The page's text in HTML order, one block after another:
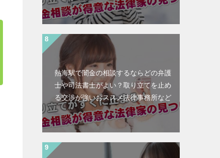
熱海駅で闇金の相談するならどの弁護
士や司法書士がよい？取り立てを止め
る交渉が強いおススメ法律事務所など